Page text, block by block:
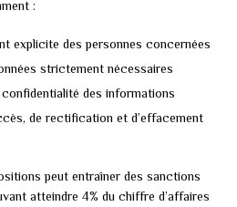
:
explicite des personnes concernées
strictement nécessaires
des informations
de rectification et d’effacement
peut entraîner des sanctions
atteindre 4% du chiffre d’affaires